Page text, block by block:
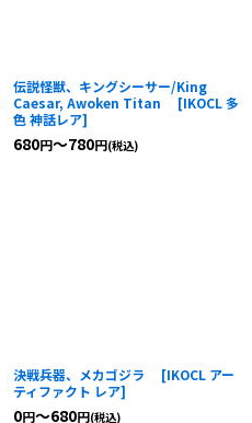
伝説怪獣、キングシーサー/King
Caesar, Awoken Titan
[IKOCL 多
色 神話レア]
680円～780円(税込)
決戦兵器、メカゴジラ [IKOCL アー
ティファクト レア]
0円～680円(税込)